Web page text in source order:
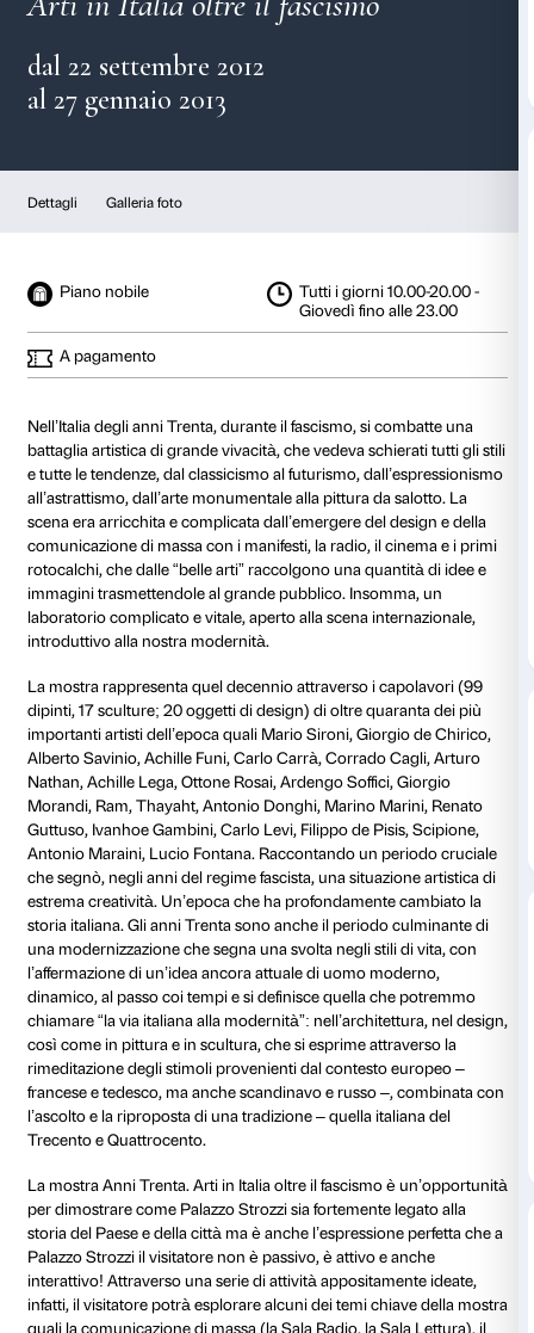
Anni ‘30
Arti in Italia oltre il fascismo
al 27 gennaio 2013
Dettagli Galleria foto
Piano nobile
Tutti i giorni
Giovedì fino
A pagamento
Nell’Italia degli anni Trenta, durante il fascismo, si
battaglia artistica di grande vivacità, che vedeva
e tutte le tendenze, dal classicismo al futurismo,
all’astrattismo, dall’arte monumentale alla pittura da
scena era arricchita e complicata dall’emergere del
comunicazione di massa con i manifesti, la radio, il
rotocalchi, che dalle “belle arti” raccolgono una
immagini trasmettendole al grande pubblico.
laboratorio complicato e vitale, aperto alla scena
introduttivo alla nostra modernità.
La mostra rappresenta quel decennio attraverso i
dipinti, 17 sculture; 20 oggetti di design) di oltre
Alberto Savinio, Achille Funi, Carlo Carrà, Corrado
Nathan, Achille Lega, Ottone Rosai, Ardengo Soffici,
Morandi, Ram, Thayaht, Antonio Donghi, Marino
Guttuso, Ivanhoe Gambini, Carlo Levi, Filippo de
Antonio Maraini, Lucio Fontana. Raccontando un